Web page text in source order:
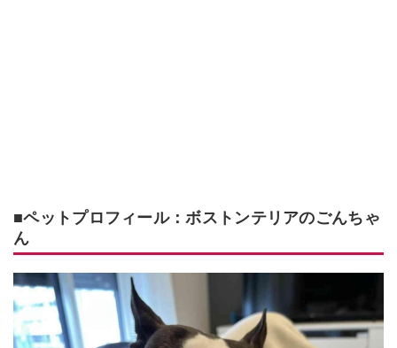
■ペットプロフィール：ボストンテリアのごんちゃ
ん